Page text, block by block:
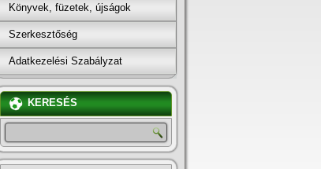
Könyvek, füzetek, újságok
Szerkesztőség
Adatkezelési Szabályzat
KERESÉS